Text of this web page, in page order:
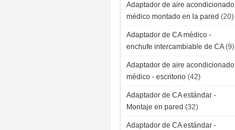
Adaptador de aire acondicionado
médico montado en la pared (20)
Adaptador de CA médico -
enchufe intercambiable de CA (9)
Adaptador de aire acondicionado
médico - escritorio (42)
Adaptador de CA estándar -
Montaje en pared (32)
Adaptador de CA estándar -